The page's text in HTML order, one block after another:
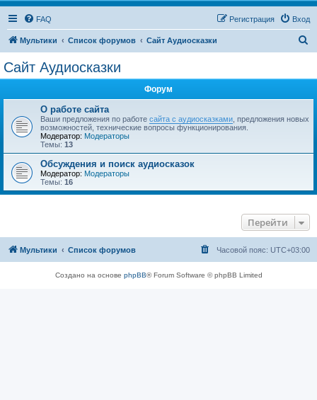
FAQ Вход
Регистрация
Мультики Список форумов Сайт Аудиосказки
Сайт Аудиосказки
Форум
О работе сайта
Ваши предложения по работе сайта с аудиосказками , предложения новых
возможностей, технические вопросы функционирования.
Модератор: Модераторы
Темы: 13
Обсуждения и поиск аудиосказок
Модератор: Модераторы
Темы: 16
Перейти
Мультики Список форумов Часовой пояс: UTC+03:00
Создано на основе phpBB® Forum Software © phpBB Limited